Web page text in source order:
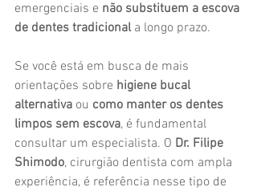
emergenciais e não substituem a escova
de dentes tradicional a longo prazo.
Se você está em busca de mais
orientações sobre higiene bucal
alternativa ou como manter os dentes
limpos sem escova, é fundamental
consultar um especialista. O Dr. Filipe
Shimodo, cirurgião dentista com ampla
experiência, é referência nesse tipo de